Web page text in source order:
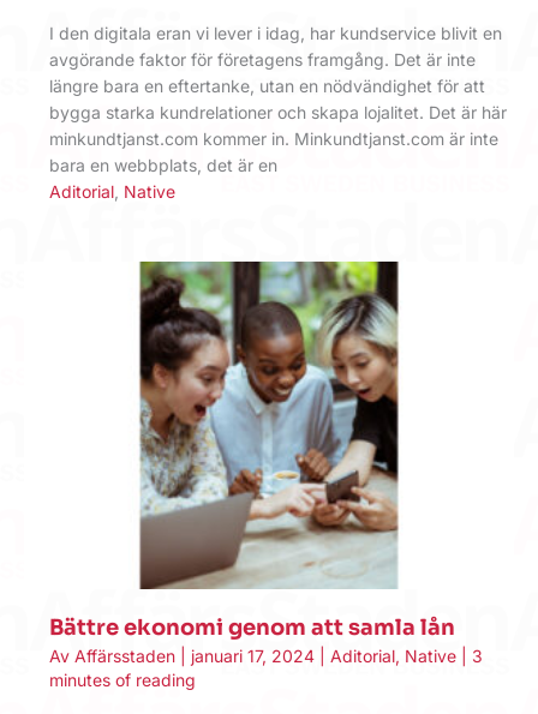
I den digitala eran vi lever i idag, har kundservice blivit en
avgörande faktor för företagens framgång. Det är inte
längre bara en eftertanke, utan en nödvändighet för att
bygga starka kundrelationer och skapa lojalitet. Det är här
minkundtjanst.com kommer in. Minkundtjanst.com är inte
bara en webbplats, det är en
Aditorial Native
Bättre ekonomi genom att samla lån
Av Affärsstaden januari 17, 2024 Aditorial, Native
3
minutes of reading